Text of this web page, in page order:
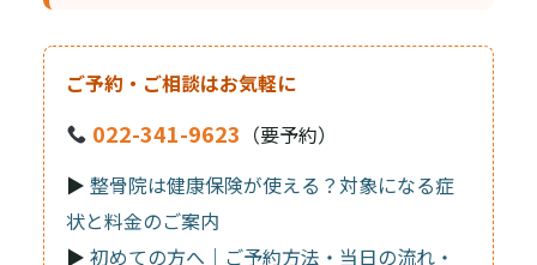
ご予約・ご相談はお気軽に
022-341-9623 （要予約）
▶ 整骨院は健康保険が使える？対象になる症
状と料金のご案内
▶ 初めての方へ｜ご予約方法・当日の流れ・